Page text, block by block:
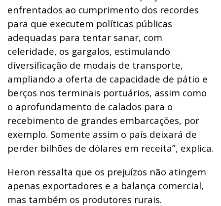
enfrentados ao cumprimento dos recordes
para que executem políticas públicas
adequadas para tentar sanar, com
celeridade, os gargalos, estimulando
diversificação de modais de transporte,
ampliando a oferta de capacidade de pátio e
berços nos terminais portuários, assim como
o aprofundamento de calados para o
recebimento de grandes embarcações, por
exemplo. Somente assim o país deixará de
perder bilhões de dólares em receita”, explica.
Heron ressalta que os prejuízos não atingem
apenas exportadores e a balança comercial,
mas também os produtores rurais.